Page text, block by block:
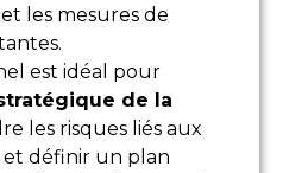
les mesures de
est idéal pour
de la
les risques liés aux
et définir un plan